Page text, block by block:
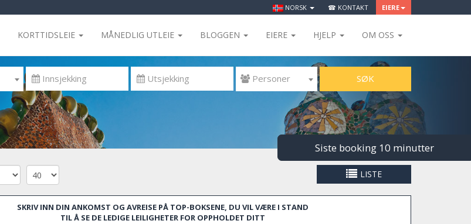
NORSK ☎ KONTAKT EIERE
KORTTIDSLEIE MÅNEDLIG UTLEIE BLOGGEN EIERE HJELP OM OSS
 Personer SØK
LISTE
SKRIV INN DIN ANKOMST OG AVREISE PÅ TOP-BOKSENE, DU VIL VÆRE I STAND
TIL Å SE DE LEDIGE LEILIGHETER FOR OPPHOLDET DITT
Siste booking 10 minutter